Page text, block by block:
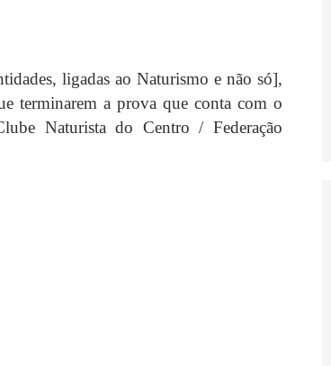
ligadas ao Naturismo e não só],
terminarem a prova que conta com o
Naturista do Centro / Federação